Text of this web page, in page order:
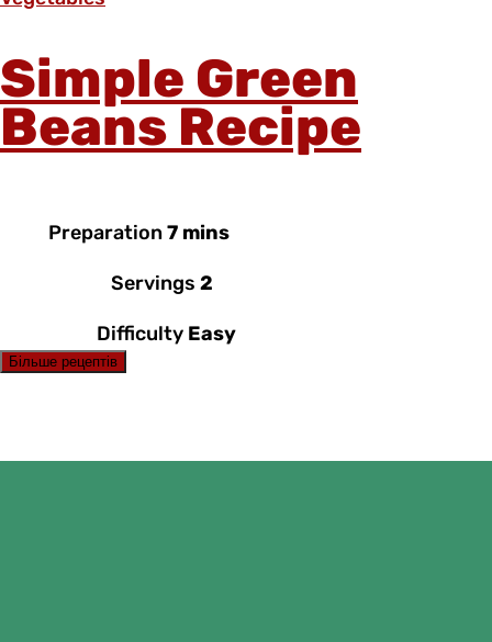
Simple Green
Beans Recipe
Preparation7 mins
Servings 2
Difficulty Easy
Більше рецептів